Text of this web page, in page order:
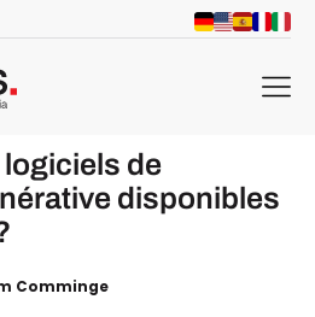
menu
de
disponibles
Comminge